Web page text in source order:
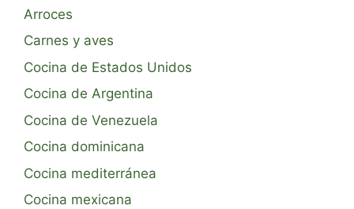
Arroces
Carnes y aves
Cocina de Estados Unidos
Cocina de Argentina
Cocina de Venezuela
Cocina dominicana
Cocina mediterránea
Cocina mexicana